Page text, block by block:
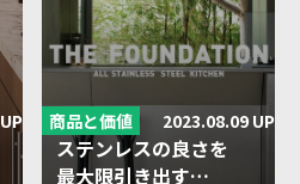
商品と価値 2023.08.09 UP
ステンレスの良さを
最大限引き出す…